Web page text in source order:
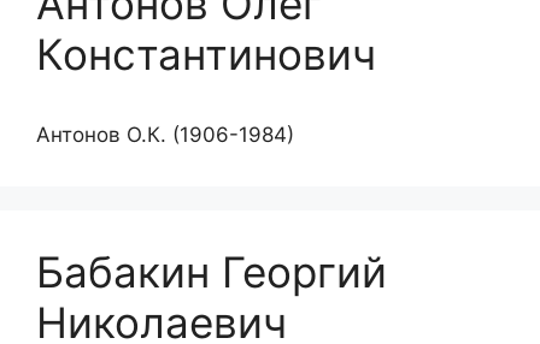
Константинович
Антонов О.К. (1906-1984)
Бабакин Георгий
Николаевич